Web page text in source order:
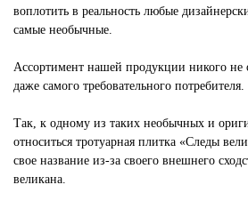
воплотить в реальность любые
самые необычные.
Ассортимент нашей продукции никого не
даже самого требовательного потребителя.
Так, к одному из таких необычных и
относиться тротуарная плитка «Следы
свое название из-за своего внешнего
великана.